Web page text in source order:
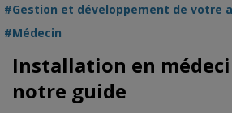
Gestion et développement de votre
Médecin
Installation en
notre guide